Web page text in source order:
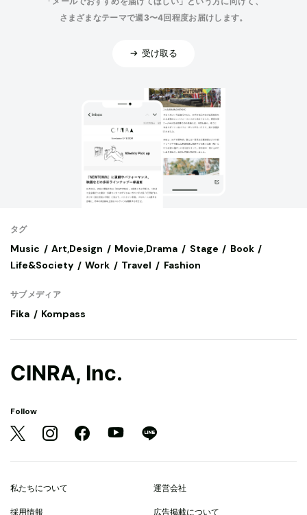
さまざまなテーマで週3〜4回程度お届けします。
受け取る
タグ
Music Art,Design Movie,Drama Stage
Book
Life&Society
Work Travel Fashion
サブメディア
Fika Kompass
CINRA, Inc.
Follow
私たちについて 運営会社
採用情報 広告掲載について